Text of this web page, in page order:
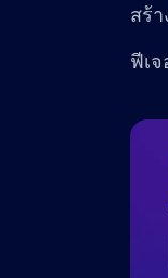
สร้
ฟีเ